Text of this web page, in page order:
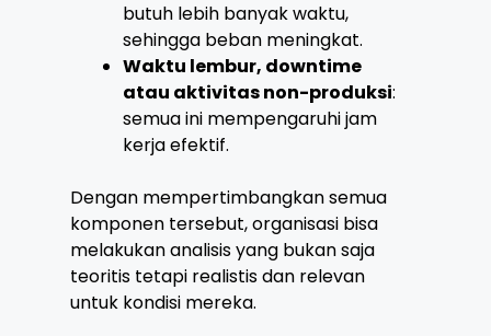
butuh lebih banyak waktu,
sehingga beban meningkat.
Waktu lembur, downtime
atau aktivitas non-produksi:
semua ini mempengaruhi jam
kerja efektif.
Dengan mempertimbangkan semua
komponen tersebut, organisasi bisa
melakukan analisis yang bukan saja
teoritis tetapi realistis dan relevan
untuk kondisi mereka.